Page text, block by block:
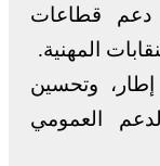
دعم قطاعات
المهنية.
إطار، وتحسين
العمومي